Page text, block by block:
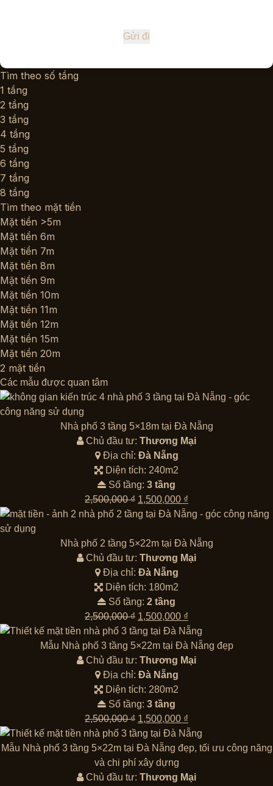
Tìm theo số tầng
1 tầng
2 tầng
3 tầng
4 tầng
5 tầng
6 tầng
7 tầng
8 tầng
Tìm theo mặt tiền
Mặt tiền >5m
Mặt tiền 6m
Mặt tiền 7m
Mặt tiền 8m
Mặt tiền 9m
Mặt tiền 10m
Mặt tiền 11m
Mặt tiền 12m
Mặt tiền 15m
Mặt tiền 20m
2 mặt tiền
Các mẫu được quan tâm
Nhà phố 3 tầng 5×18m tại Đà Nẵng
Chủ đầu tư: Thương Mại
Địa chỉ: Đà Nẵng
Diện tích: 240m2
Số tầng: 3 tầng
2,500,000₫ Giá
gốc
2,500,000 ₫.
1,500,000 ₫
hiện
là:
1,500,000 ₫.
Nhà phố 2 tầng 5×22m tại Đà Nẵng
Chủ đầu tư: Thương Mại
Địa chỉ: Đà Nẵng
Diện tích: 180m2
Số tầng: 2 tầng
2,500,000₫ Giá
gốc
là:
2,500,000 ₫.
1,500,000 ₫
hiện
tại
là:
Mẫu Nhà phố 3 tầng 5×22m tại Đà Nẵng đẹp
Chủ đầu tư: Thương Mại
Địa chỉ: Đà Nẵng
Diện tích: 280m2
Số tầng: 3 tầng
2,500,000₫ Giá
gốc
là:
2,500,000 ₫.
1,500,000 ₫
hiện
tại
1,500,000 ₫.
Mẫu Nhà phố 3 tầng 5×22m tại Đà Nẵng đẹp, tối ưu công năng
và chi phí xây dựng
Chủ đầu tư: Thương Mại